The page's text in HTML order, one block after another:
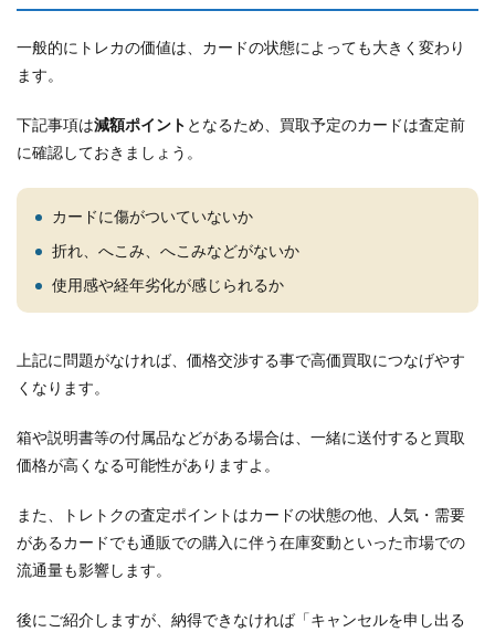
一般的にトレカの価値は、カードの状態によっても大きく変わり
ます。
下記事項は減額ポイント となるため、買取予定のカードは査定前
に確認しておきましょう。
カードに傷がついていないか
折れ、へこみ、へこみなどがないか
使用感や経年劣化が感じられるか
上記に問題がなければ、価格交渉する事で高価買取につなげやす
くなります。
箱や説明書等の付属品などがある場合は、一緒に送付すると買取
価格が高くなる可能性がありますよ。
また、トレトクの査定ポイントはカードの状態の他、人気・需要
があるカードでも通販での購入に伴う在庫変動といった市場での
流通量も影響します。
後にご紹介しますが、納得できなければ「キャンセルを申し出る